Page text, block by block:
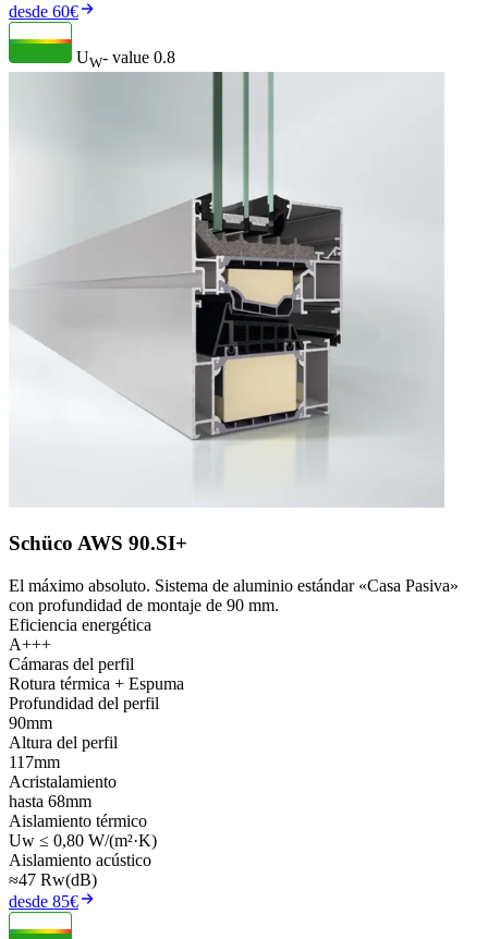
desde 60€
UW- value 0.8
Schüco AWS 90.SI+
El máximo absoluto. Sistema de aluminio estándar «Casa Pasiva»
con profundidad de montaje de 90 mm.
Eficiencia energética
A+++
Cámaras del perfil
Rotura térmica + Espuma
Profundidad del perfil
90mm
Altura del perfil
117mm
Acristalamiento
hasta 68mm
Aislamiento térmico
Uw ≤ 0,80 W/(m²·K)
Aislamiento acústico
≈47 Rw(dB)
desde 85€